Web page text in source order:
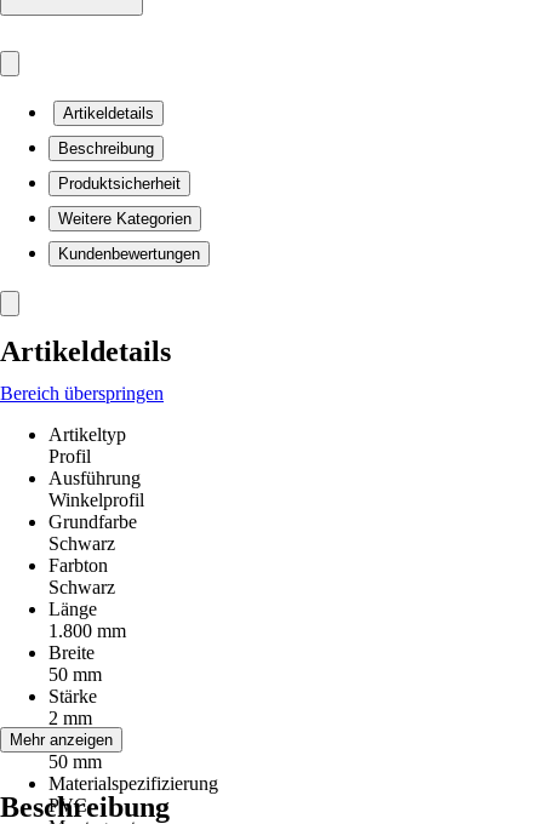
Artikeldetails
Beschreibung
Produktsicherheit
Weitere Kategorien
Kundenbewertungen
Artikeldetails
Bereich überspringen
Artikeltyp
Profil
Ausführung
Winkelprofil
Grundfarbe
Schwarz
Farbton
Schwarz
Länge
1.800 mm
Breite
50 mm
Stärke
2 mm
Höhe
50 mm
Materialspezifizierung
PVC
Mehr anzeigen
Beschreibung